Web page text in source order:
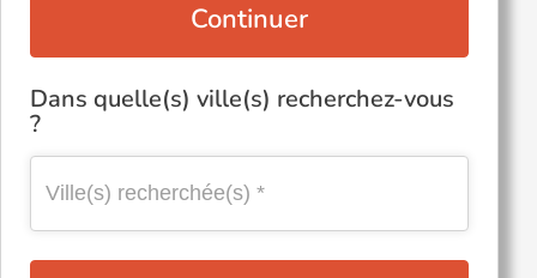
Continuer
Dans quelle(s) ville(s) recherchez-vous
?